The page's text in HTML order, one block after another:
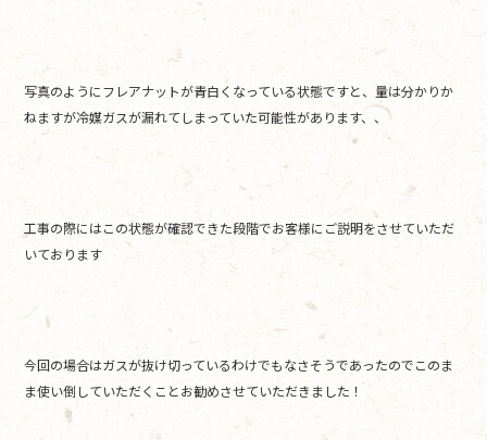
写真のようにフレアナットが青白くなっている状態ですと、量は分かりか
ねますが冷媒ガスが漏れてしまっていた可能性があります、、
工事の際にはこの状態が確認できた段階でお客様にご説明をさせていただ
いております
今回の場合はガスが抜け切っているわけでもなさそうであったのでこのま
ま使い倒していただくことお勧めさせていただきました！